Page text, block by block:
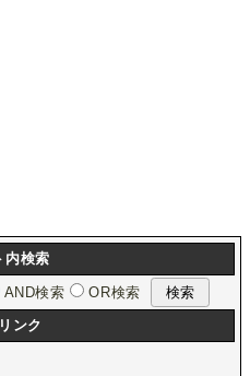
内検索
AND検索
OR検索
ンク